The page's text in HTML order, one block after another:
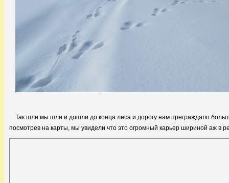
Так шли мы шли и дошли до конца леса и дорогу нам преграждало
посмотрев на карты, мы увидели что это огромный карьер шириной аж в